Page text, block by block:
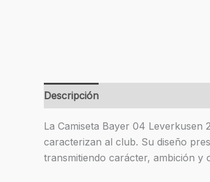
Descripción
La Camiseta Bayer 04 Leverkusen
caracterizan al club. Su diseño
transmitiendo carácter, ambición y